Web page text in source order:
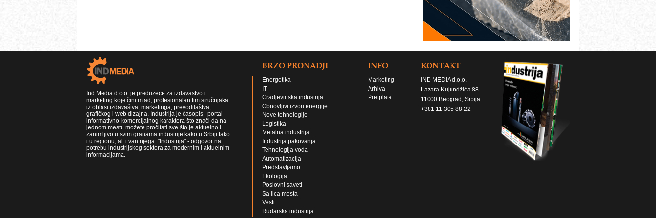
Ind Media d.o.o. je preduzeće za izdavaštvo i
marketing koje čini mlad, profesionalan tim stručnjaka
iz oblasi izdavaštva, marketinga, prevodilaštva,
grafičkog i web dizajna. Industrija je časopis i portal
informativno-komercijalnog karaktera što znači da na
jednom mestu možete pročitati sve što je aktuelno i
zanimljivo u svim granama industrije kako u Srbiji tako
i u regionu, ali i van njega. "Industrija" - odgovor na
potrebu industrijskog sektora za modernim i aktuelnim
informacijama.
BRZO PRONADJI
Energetika
IT
Gradjevinska industrija
Obnovljivi izvori energije
Nove tehnologije
Logistika
Metalna industrija
Industrija pakovanja
Tehnologija voda
Automatizacija
Predstavljamo
Ekologija
Poslovni saveti
Sa lica mesta
Vesti
Rudarska industrija
INFO
Marketing
Arhiva
Pretplata
KONTAKT
IND MEDIA d.o.o.
Lazara Kujundžića 88
11000 Beograd, Srbija
+381 11 305 88 22